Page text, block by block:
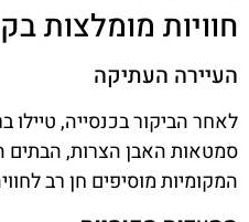
חוויות מומלצות
העיירה העתיקה
לאחר הביקור בכנסייה, טיילו
סמטאות האבן הצרות, הבתים
המקומיות מוסיפים חן רב